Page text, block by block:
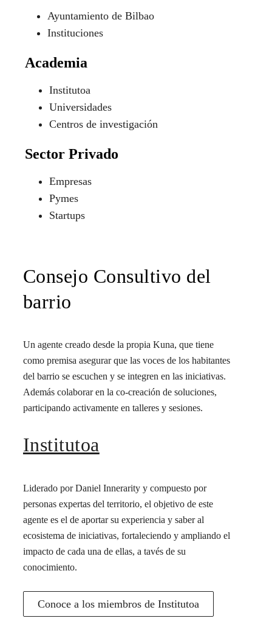
Ayuntamiento de Bilbao
Instituciones
Academia
Institutoa
Universidades
Centros de investigación
Sector Privado
Empresas
Pymes
Startups
Consejo Consultivo del
barrio
Un agente creado desde la propia Kuna, que tiene
como premisa asegurar que las voces de los habitantes
del barrio se escuchen y se integren en las iniciativas.
Además colaborar en la co-creación de soluciones,
participando activamente en talleres y sesiones.
Institutoa
Liderado por Daniel Innerarity y compuesto por
personas expertas del territorio, el objetivo de este
agente es el de aportar su experiencia y saber al
ecosistema de iniciativas, fortaleciendo y ampliando el
impacto de cada una de ellas, a tavés de su
conocimiento.
Conoce a los miembros de Institutoa